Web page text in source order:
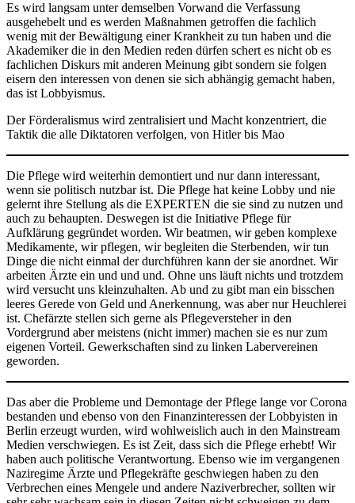
Es wird langsam unter demselben Vorwand die Verfassung
ausgehebelt und es werden Maßnahmen getroffen die fachlich
wenig mit der Bewältigung einer Krankheit zu tun haben und die
Akademiker die in den Medien reden dürfen schert es nicht ob es
fachlichen Diskurs mit anderen Meinung gibt sondern sie folgen
eisern den interessen von denen sie sich abhängig gemacht haben,
das ist Lobbyismus.
Der Förderalismus wird zentralisiert und Macht konzentriert, die
Taktik die alle Diktatoren verfolgen, von Hitler bis Mao
Die Pflege wird weiterhin demontiert und nur dann interessant,
wenn sie politisch nutzbar ist. Die Pflege hat keine Lobby und nie
gelernt ihre Stellung als die EXPERTEN die sie sind zu nutzen und
auch zu behaupten. Deswegen ist die Initiative Pflege für
Aufklärung gegründet worden. Wir beatmen, wir geben komplexe
Medikamente, wir pflegen, wir begleiten die Sterbenden, wir tun
Dinge die nicht einmal der durchführen kann der sie anordnet. Wir
arbeiten Ärzte ein und und und. Ohne uns läuft nichts und trotzdem
wird versucht uns kleinzuhalten. Ab und zu gibt man ein bisschen
leeres Gerede von Geld und Anerkennung, was aber nur Heuchlerei
ist. Chefärzte stellen sich gerne als Pflegeversteher in den
Vordergrund aber meistens (nicht immer) machen sie es nur zum
eigenen Vorteil. Gewerkschaften sind zu linken Labervereinen
geworden.
Das aber die Probleme und Demontage der Pflege lange vor Corona
bestanden und ebenso von den Finanzinteressen der Lobbyisten in
Berlin erzeugt wurden, wird wohlweislich auch in den Mainstream
Medien verschwiegen. Es ist Zeit, dass sich die Pflege erhebt! Wir
haben auch politische Verantwortung. Ebenso wie im vergangenen
Naziregime Ärzte und Pflegekräfte geschwiegen haben zu den
Verbrechen eines Mengele und andere Naziverbrecher, sollten wir